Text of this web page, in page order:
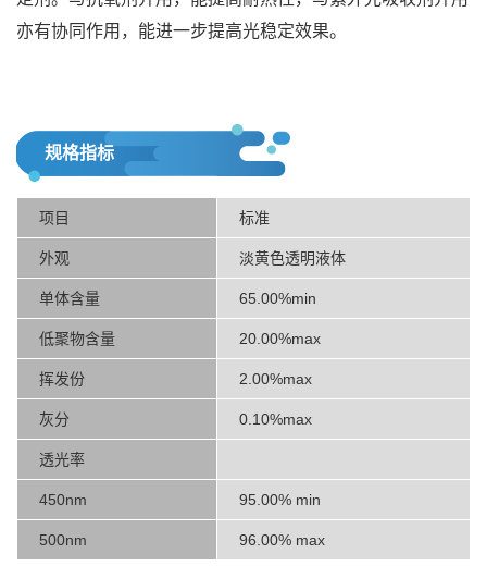
亦有协同作用，能进一步提高光稳定效果。
规格指标
项目 标准
外观 淡黄色透明液体
单体含量 65.00%min
低聚物含量 20.00%max
挥发份 2.00%max
灰分 0.10%max
透光率
450nm 95.00% min
500nm 96.00% max